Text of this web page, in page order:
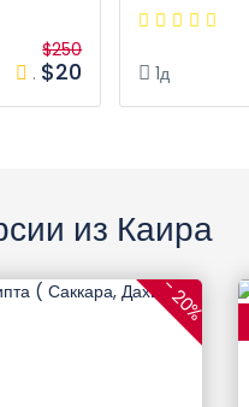
.
$250
$20 1д
из Каира
- 20%